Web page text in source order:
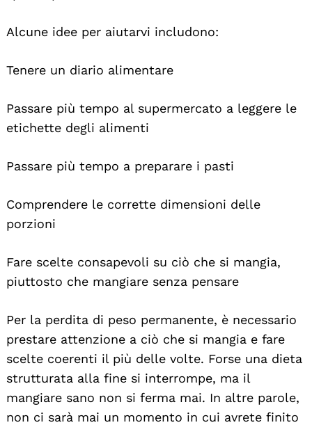
Alcune idee per aiutarvi includono:
Tenere un diario alimentare
Passare più tempo al supermercato a leggere le
etichette degli alimenti
Passare più tempo a preparare i pasti
Comprendere le corrette dimensioni delle
porzioni
Fare scelte consapevoli su ciò che si mangia,
piuttosto che mangiare senza pensare
Per la perdita di peso permanente, è necessario
prestare attenzione a ciò che si mangia e fare
scelte coerenti il più delle volte. Forse una dieta
strutturata alla fine si interrompe, ma il
mangiare sano non si ferma mai. In altre parole,
non ci sarà mai un momento in cui avrete finito